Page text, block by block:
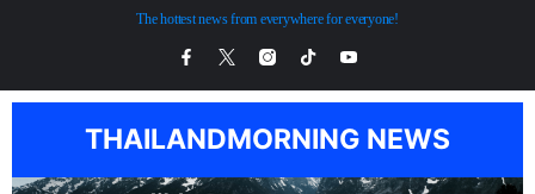
The hottest news from everywhere for everyone!
THAILANDMORNING NEWS